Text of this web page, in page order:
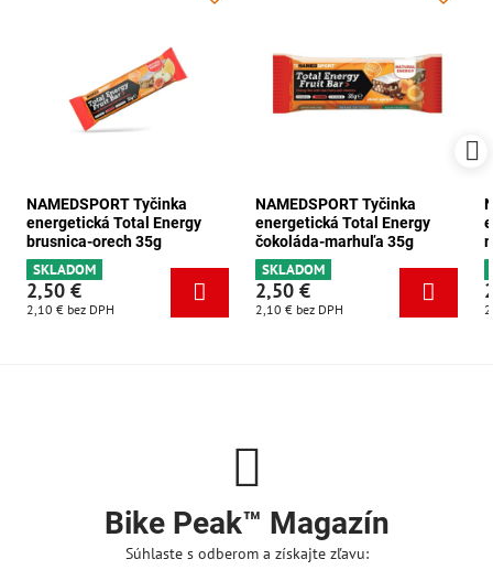
NAMEDSPORT Tyčinka
energetická Total Energy
brusnica-orech 35g
SKLADOM
2,50 €
2,10 € bez DPH
NAMEDSPORT Tyčinka
energetická Total Energy
čokoláda-marhuľa 35g
SKLADOM
2,50 €
2,10 € bez DPH
Bike Peak™ Magazín
Súhlaste s odberom a získajte zľavu: